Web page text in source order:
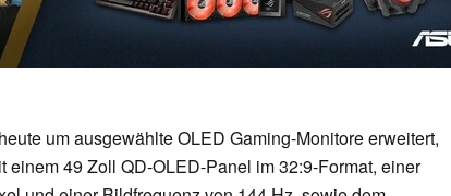
um ausgewählte OLED Gaming-Monitore erweitert,
einem 49 Zoll QD-OLED-Panel im 32:9-Format, einer